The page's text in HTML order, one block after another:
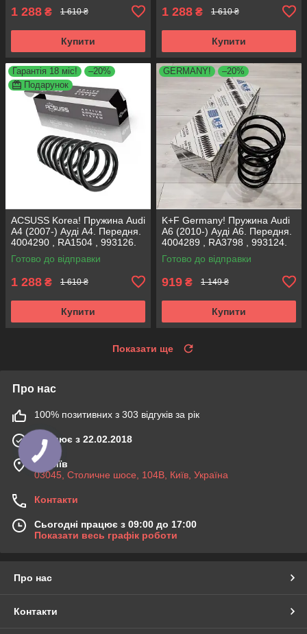
1 288 ₴ 1 610 ₴
Купити
1 288 ₴ 1 610 ₴
Купити
Гарантія 18 міс!
–20%
Подарунок
ACSUSS Korea! Пружина Audi
A4 (2007-) Ауді А4. Передня.
4004290 , RA1504 , 993126.
Аксусс Корея
Готово до відправки
1 288 ₴ 1 610 ₴
Купити
GERMANY! –20%
K+F Germany! Пружина Audi
A6 (2010-) Ауді А6. Передня.
4004289 , RA3798 , 993124.
К+Ф Німеччина
Готово до відправки
919 ₴ 1 149 ₴
Купити
Показати ще
Про нас
100% позитивних з 303 відгуків за рік
Працює з 22.02.2018
м. Київ
03045, Столичне шосе, 104B, Київ, Україна
Контакти
Сьогодні працює з 09:00 до 17:00
Показати весь графік роботи
Про нас
Контакти